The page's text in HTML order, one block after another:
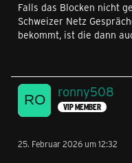
Falls das Blocken nicht
Schweizer Netz
bekommt, ist die dann
ronny508
VIP MEMBER
25. Februar 2026 um 12:32